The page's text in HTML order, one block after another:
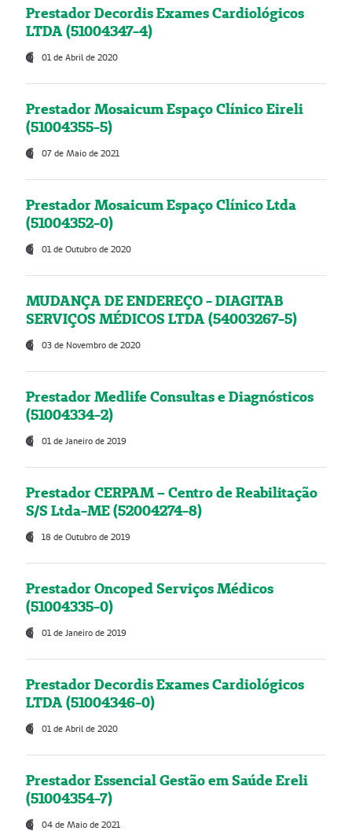
Prestador Decordis Exames Cardiológicos
LTDA (51004347-4)
01 de Abril de 2020
Prestador Mosaicum Espaço Clínico Eireli
(51004355-5)
07 de Maio de 2021
Prestador Mosaicum Espaço Clínico Ltda
(51004352-0)
01 de Outubro de 2020
MUDANÇA DE ENDEREÇO - DIAGITAB
SERVIÇOS MÉDICOS LTDA (54003267-5)
03 de Novembro de 2020
Prestador Medlife Consultas e Diagnósticos
(51004334-2)
01 de Janeiro de 2019
Prestador CERPAM – Centro de Reabilitação
S/S Ltda-ME (52004274-8)
18 de Outubro de 2019
Prestador Oncoped Serviços Médicos
(51004335-0)
01 de Janeiro de 2019
Prestador Decordis Exames Cardiológicos
LTDA (51004346-0)
01 de Abril de 2020
Prestador Essencial Gestão em Saúde Ereli
(51004354-7)
04 de Maio de 2021